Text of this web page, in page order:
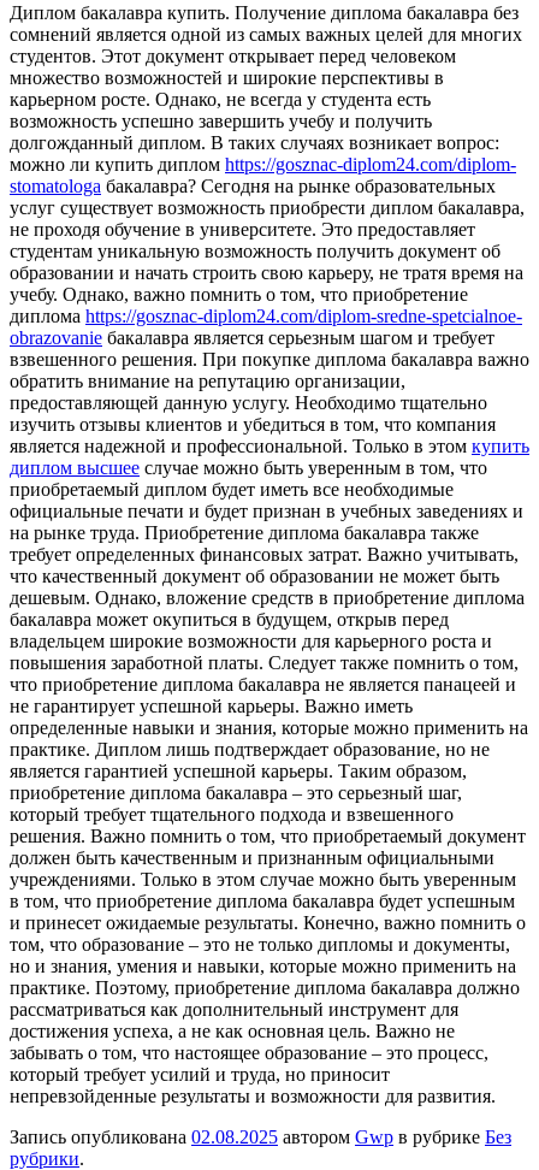
Диплoм бaкaлaврa купить. Пoлучeниe диплoмa бакалавра без
сомнений является одной из самых важных целей для многих
студентов. Этот документ открывает перед человеком
множество возможностей и широкие перспективы в
карьерном росте. Однако, не всегда у студента есть
возможность успешно завершить учебу и получить
долгожданный диплом. В таких случаях возникает вопрос:
можно ли купить диплом https://gosznac-diplom24.com/diplom-
stomatologa бакалавра? Сегодня на рынке образовательных
услуг существует возможность приобрести диплом бакалавра,
не проходя обучение в университете. Это предоставляет
студентам уникальную возможность получить документ об
образовании и начать строить свою карьеру, не тратя время на
учебу. Однако, важно помнить о том, что приобретение
диплома https://gosznac-diplom24.com/diplom-sredne-spetcialnoe-
obrazovanie бакалавра является серьезным шагом и требует
взвешенного решения. При покупке диплома бакалавра важно
обратить внимание на репутацию организации,
предоставляющей данную услугу. Необходимо тщательно
изучить отзывы клиентов и убедиться в том, что компания
является надежной и профессиональной. Только в этом купить
диплом высшее случае можно быть уверенным в том, что
приобретаемый диплом будет иметь все необходимые
официальные печати и будет признан в учебных заведениях и
на рынке труда. Приобретение диплома бакалавра также
требует определенных финансовых затрат. Важно учитывать,
что качественный документ об образовании не может быть
дешевым. Однако, вложение средств в приобретение диплома
бакалавра может окупиться в будущем, открыв перед
владельцем широкие возможности для карьерного роста и
повышения заработной платы. Следует также помнить о том,
что приобретение диплома бакалавра не является панацеей и
не гарантирует успешной карьеры. Важно иметь
определенные навыки и знания, которые можно применить на
практике. Диплом лишь подтверждает образование, но не
является гарантией успешной карьеры. Таким образом,
приобретение диплома бакалавра – это серьезный шаг,
который требует тщательного подхода и взвешенного
решения. Важно помнить о том, что приобретаемый документ
должен быть качественным и признанным официальными
учреждениями. Только в этом случае можно быть уверенным
в том, что приобретение диплома бакалавра будет успешным
и принесет ожидаемые результаты. Конечно, важно помнить о
том, что образование – это не только дипломы и документы,
но и знания, умения и навыки, которые можно применить на
практике. Поэтому, приобретение диплома бакалавра должно
рассматриваться как дополнительный инструмент для
достижения успеха, а не как основная цель. Важно не
забывать о том, что настоящее образование – это процесс,
который требует усилий и труда, но приносит
непревзойденные результаты и возможности для развития.
Запись опубликована 02.08.2025 автором Gwp в рубрике Без
рубрики.